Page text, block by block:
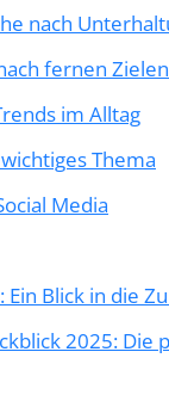
nach
fernen Zielen
im Alltag
Thema
Media
Blick in die
2025: